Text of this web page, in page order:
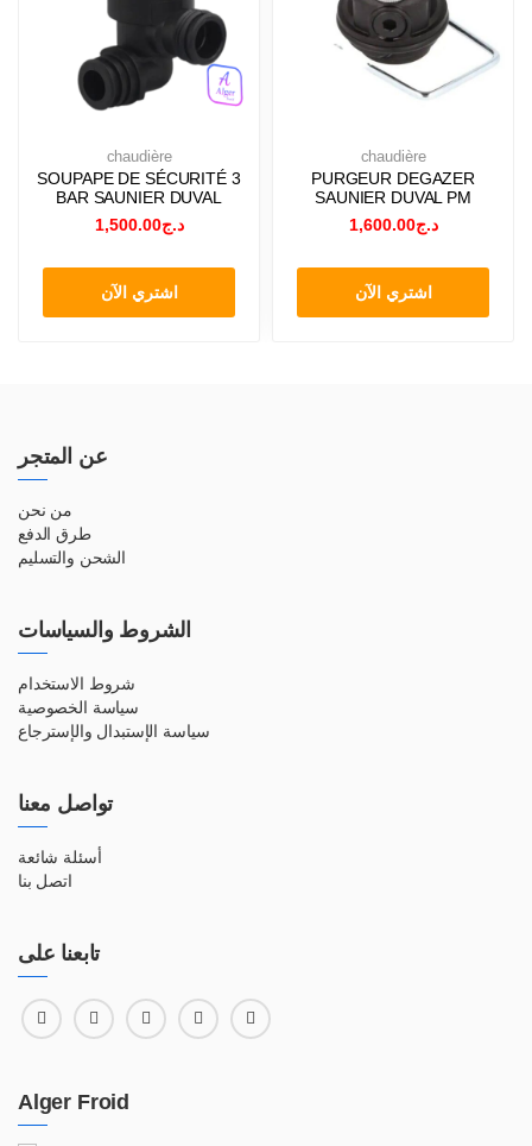
chaudière
SOUPAPE DE SÉCURITÉ 3
BAR SAUNIER DUVAL
د.ج1,500.00
اشتري الآن
chaudière
PURGEUR DEGAZER
SAUNIER DUVAL PM
د.ج1,600.00
اشتري الآن
عن المتجر
من نحن
طرق الدفع
الشحن والتسليم
الشروط والسياسات
شروط الاستخدام
سياسة الخصوصية
سياسة الإستبدال والإسترجاع
تواصل معنا
أسئلة شائعة
اتصل بنا
تابعنا على
Alger Froid